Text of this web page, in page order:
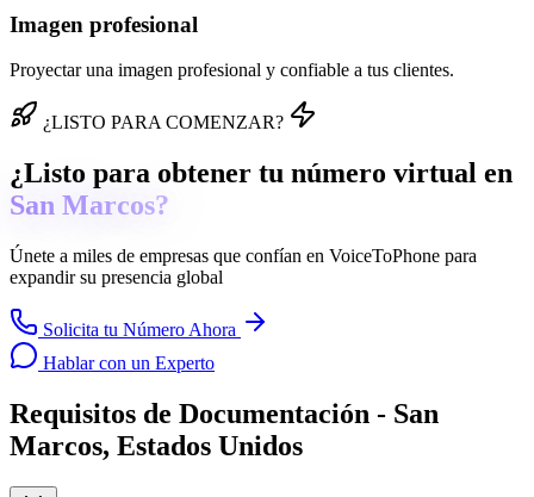
Imagen profesional
Proyectar una imagen profesional y confiable a tus clientes.
¿LISTO PARA COMENZAR?
¿Listo para obtener tu número virtual en
San Marcos?
Únete a miles de empresas que confían en VoiceToPhone para
expandir su presencia global
Solicita tu Número Ahora
Hablar con un Experto
Requisitos de Documentación - San
Marcos, Estados Unidos